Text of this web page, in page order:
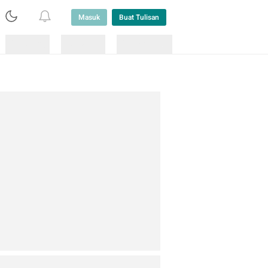
Masuk Buat Tulisan